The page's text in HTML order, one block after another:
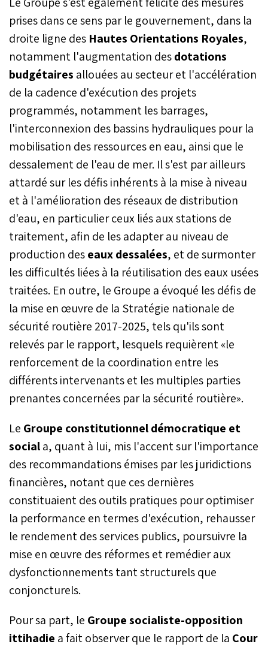
prises dans ce sens par le gouvernement, dans la
droite ligne des Hautes Orientations Royales,
notamment l'augmentation desdotations
budgétaires allouées au secteur et l'accélération
de la cadence d'exécution des projets
programmés, notamment les barrages,
l'interconnexion des bassins hydrauliques pour la
mobilisation des ressources en eau, ainsi que le
dessalement de l'eau de mer. Il s'est par ailleurs
attardé sur les défis inhérents à la mise à niveau
et à l'amélioration des réseaux de distribution
d'eau, en particulier ceux liés aux stations de
traitement, afin de les adapter au niveau de
production deseaux dessalées, et de surmonter
les difficultés liées à la réutilisation des eaux usées
traitées. En outre, le Groupe a évoqué les défis de
la mise en œuvre de la Stratégie nationale de
sécurité routière 2017-2025, tels qu'ils sont
relevés par le rapport, lesquels requièrent «le
renforcement de la coordination entre les
différents intervenants et les multiples parties
prenantes concernées par la sécurité routière».
Le Groupe constitutionnel démocratique et
sociala, quant à lui, mis l'accent sur l'importance
des recommandations émises par les juridictions
financières, notant que ces dernières
constituaient des outils pratiques pour optimiser
la performance en termes d'exécution, rehausser
le rendement des services publics, poursuivre la
mise en œuvre des réformes et remédier aux
dysfonctionnements tant structurels que
conjoncturels.
Pour sa part, le Groupe socialiste-opposition
ittihadie a fait observer que le rapport de la Cour